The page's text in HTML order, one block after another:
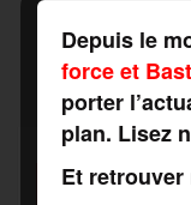
c
e
b
T
e
l
Depuis le
force et
porter
plan. Lisez
Et